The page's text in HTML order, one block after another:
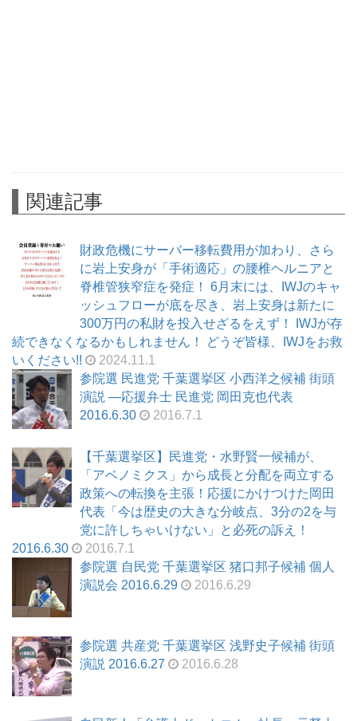
関連記事
財政危機にサーバー移転費用が加わり、さら
に岩上安身が「手術適応」の腰椎ヘルニアと
脊椎管狭窄症を発症！ 6月末には、IWJのキャ
ッシュフローが底を尽き、岩上安身は新たに
300万円の私財を投入せざるをえず！ IWJが存
続できなくなるかもしれません！ どうぞ皆様、IWJをお救
いください!!
2024.11.1
参院選 民進党 千葉選挙区 小西洋之候補 街頭
演説 ―応援弁士 民進党 岡田克也代表
2016.6.30
2016.7.1
【千葉選挙区】民進党・水野賢一候補が、
「アベノミクス」から成長と分配を両立する
政策への転換を主張！応援にかけつけた岡田
代表「今は歴史の大きな分岐点、3分の2を与
党に許しちゃいけない」と必死の訴え！
2016.6.30
2016.7.1
参院選 自民党 千葉選挙区 猪口邦子候補 個人
演説会 2016.6.29
2016.6.29
参院選 共産党 千葉選挙区 浅野史子候補 街頭
演説 2016.6.27
2016.6.28